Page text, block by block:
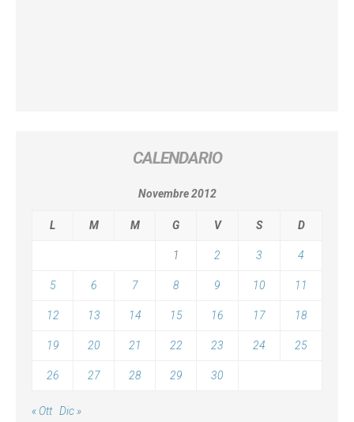
CALENDARIO
Novembre 2012
L M M G V S D
1 2 3 4
5 6 7 8 9 10 11
12 13 14 15 16 17 18
19 20 21 22 23 24 25
26 27 28 29 30
« Ott Dic »